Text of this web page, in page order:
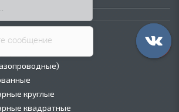
круглые
квадратные
сообщение